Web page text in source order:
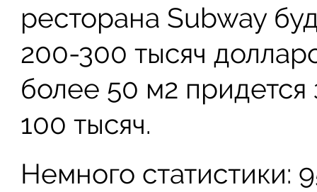
ресторана Subway
200-300 тысяч
более 50 м2 придется
100 тысяч.
Немного статистики: